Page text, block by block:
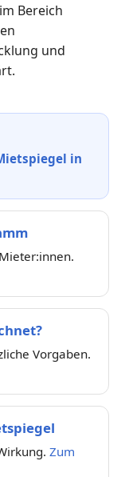
Bereich
und
in
Vorgaben.
Zum